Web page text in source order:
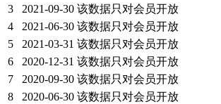
3
2021-09-30 该数据只对会员开放
4
2021-06-30 该数据只对会员开放
5
2021-03-31 该数据只对会员开放
6
2020-12-31 该数据只对会员开放
7
2020-09-30 该数据只对会员开放
8
2020-06-30 该数据只对会员开放